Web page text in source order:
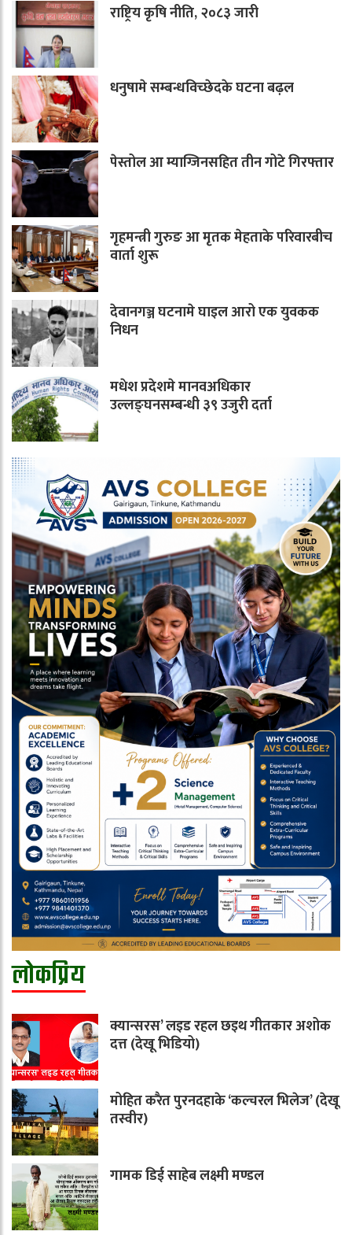
राष्ट्रिय कृषि नीति, २०८३ जारी
धनुषामे सम्बन्धविच्छेदके घटना बढ़ल
पेस्तोल आ म्याग्जिनसहित तीन गोटे गिरफ्तार
गृहमन्त्री गुरुङ आ मृतक मेहताके परिवारबीच
वार्ता शुरू
देवानगञ्ज घटनामे घाइल आरो एक युवकक
निधन
मधेश प्रदेशमे मानवअधिकार
उल्लङ्घनसम्बन्धी ३९ उजुरी दर्ता
लोकप्रिय
क्यान्सरस’ लइड रहल छइथ गीतकार अशोक
दत्त (देखू भिडियो)
मोहित करैत पुरनदहाके ‘कल्चरल भिलेज’ (देखू
तस्वीर)
गामक डिई साहेब लक्ष्मी मण्डल